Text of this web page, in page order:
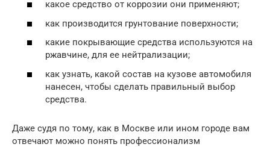
какое средство от коррозии они применяют;
как производится грунтование поверхности;
какие покрывающие средства используются на
ржавчине, для ее нейтрализации;
как узнать, какой состав на кузове автомобиля
нанесен, чтобы сделать правильный выбор
средства.
Даже судя по тому, как в Москве или ином городе вам
отвечают можно понять профессионализм